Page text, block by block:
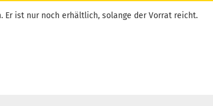
ist nur noch erhältlich, solange der Vorrat reicht.